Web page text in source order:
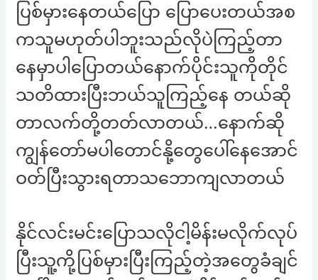
ပြစ်မှားနေတယ်ပြော ပြောပေးတယ်အစ
ကသူမဟုတ်ပါဘူးသည်လိုပဲကြည့်တာ
နေမှာပါပြောတယ်နောက်ပိုင်းသူကိုတိုင်
သတိထားပြီးဘယ်သူကြည့်နေ တယ်ဆို
တာလက်တို့တတ်လာတယ်…နောက်ဆို
ကျွန်တော်မပါတောင်နို့တွေပေါ်နေအောင်
ဝတ်ပြီးသွားရတာသဘောကျလာတယ်
နိုင်လင်းမင်းပြောသလိုငါ့မိန်းမလိုက်လုပ်
ပြီးသူ့ကို့ပြစ်မှားပြီးကြည့်တဲ့အတွေခံချင်